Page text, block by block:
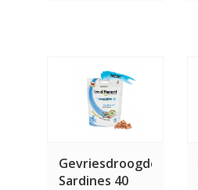
Gevriesdroogde
Sardines 40